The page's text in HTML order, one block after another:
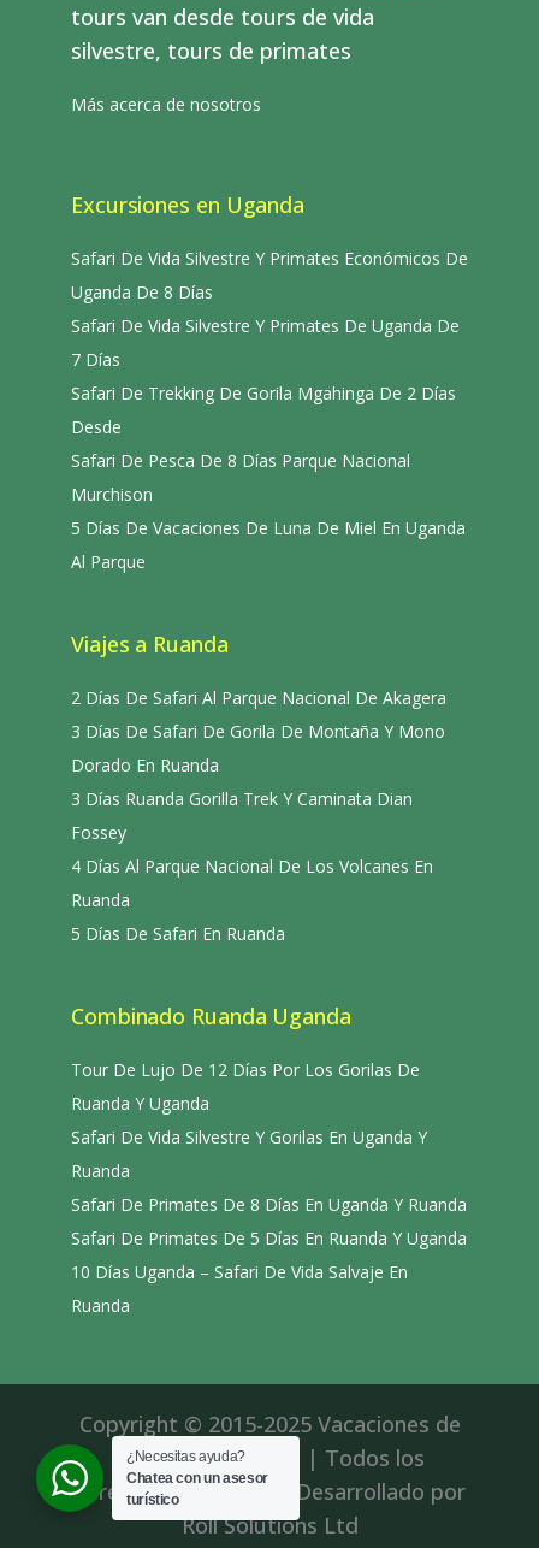
tours van desde tours de vida
silvestre, tours de primates
Más acerca de nosotros
Excursiones en Uganda
Safari De Vida Silvestre Y Primates Económicos De
Uganda De 8 Días
Safari De Vida Silvestre Y Primates De Uganda De
7 Días
Safari De Trekking De Gorila Mgahinga De 2 Días
Desde
Safari De Pesca De 8 Días Parque Nacional
Murchison
5 Días De Vacaciones De Luna De Miel En Uganda
Al Parque
Viajes a Ruanda
2 Días De Safari Al Parque Nacional De Akagera
3 Días De Safari De Gorila De Montaña Y Mono
Dorado En Ruanda
3 Días Ruanda Gorilla Trek Y Caminata Dian
Fossey
4 Días Al Parque Nacional De Los Volcanes En
Ruanda
5 Días De Safari En Ruanda
Combinado Ruanda Uganda
Tour De Lujo De 12 Días Por Los Gorilas De
Ruanda Y Uganda
Safari De Vida Silvestre Y Gorilas En Uganda Y
Ruanda
Safari De Primates De 8 Días En Uganda Y Ruanda
Safari De Primates De 5 Días En Ruanda Y Uganda
10 Días Uganda – Safari De Vida Salvaje En
Ruanda
Copyright © 2015-2025 Vacaciones de
aventura en África | Todos los
derechos reservados|Desarrollado por
Roll Solutions Ltd
¿Necesitas ayuda?
Chatea con un asesor
turístico